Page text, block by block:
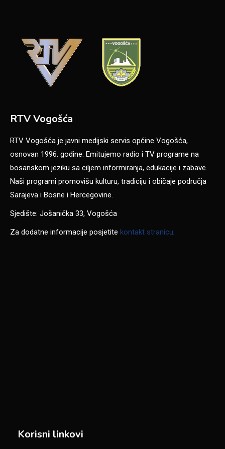
RTV Vogošća
RTV Vogošća je javni medijski servis općine Vogošća,
osnovan 1996. godine. Emitujemo radio i TV programe na
bosanskom jeziku sa ciljem informiranja, edukacije i zabave.
Naši programi promovišu kulturu, tradiciju i običaje područja
Sarajeva i Bosne i Hercegovine.
Sjedište: Jošanička 33, Vogošća
Za dodatne informacije posjetite kontakt stranicu.
Korisni linkovi